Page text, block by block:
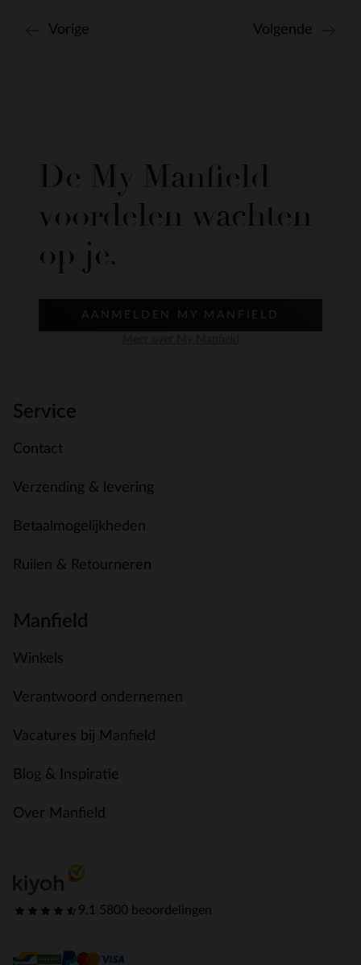
Vorige Volgende
De My Manfield
voordelen wachten
op je.
AANMELDEN MY MANFIELD
Service
Contact
Verzending & levering
Betaalmogelijkheden
Ruilen & Retourneren
Manfield
Winkels
Verantwoord ondernemen
Vacatures bij Manfield
Blog & Inspiratie
Over Manfield
9.1 5800 beoordelingen